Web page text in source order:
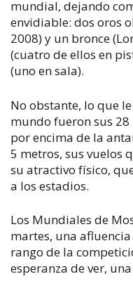
mundial, dejando
envidiable: dos oros
2008) y un bronce
(cuatro de ellos en
(uno en sala).
No obstante, lo que
mundo fueron sus
por encima de la
5 metros, sus vuelos
su atractivo físico,
a los estadios.
Los Mundiales de
martes, una
rango de la
esperanza de ver,